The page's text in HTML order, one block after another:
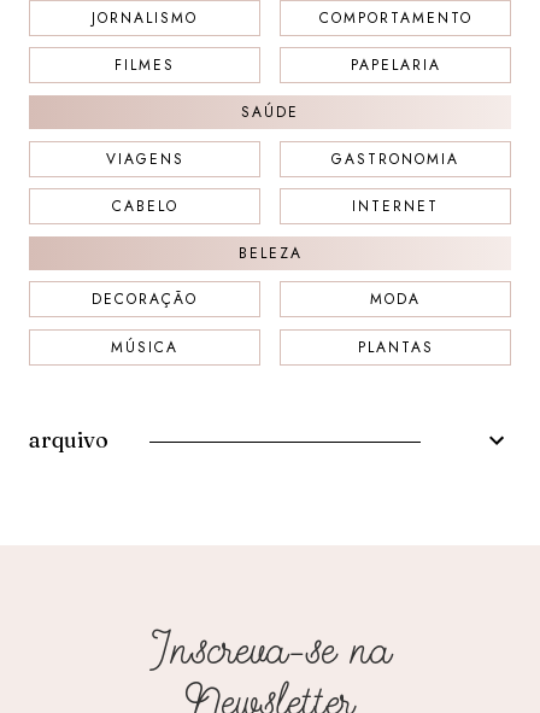
JORNALISMO COMPORTAMENTO
FILMES PAPELARIA
SAÚDE
VIAGENS GASTRONOMIA
CABELO INTERNET
BELEZA
DECORAÇÃO MODA
MÚSICA PLANTAS
arquivo
Inscreva-se na